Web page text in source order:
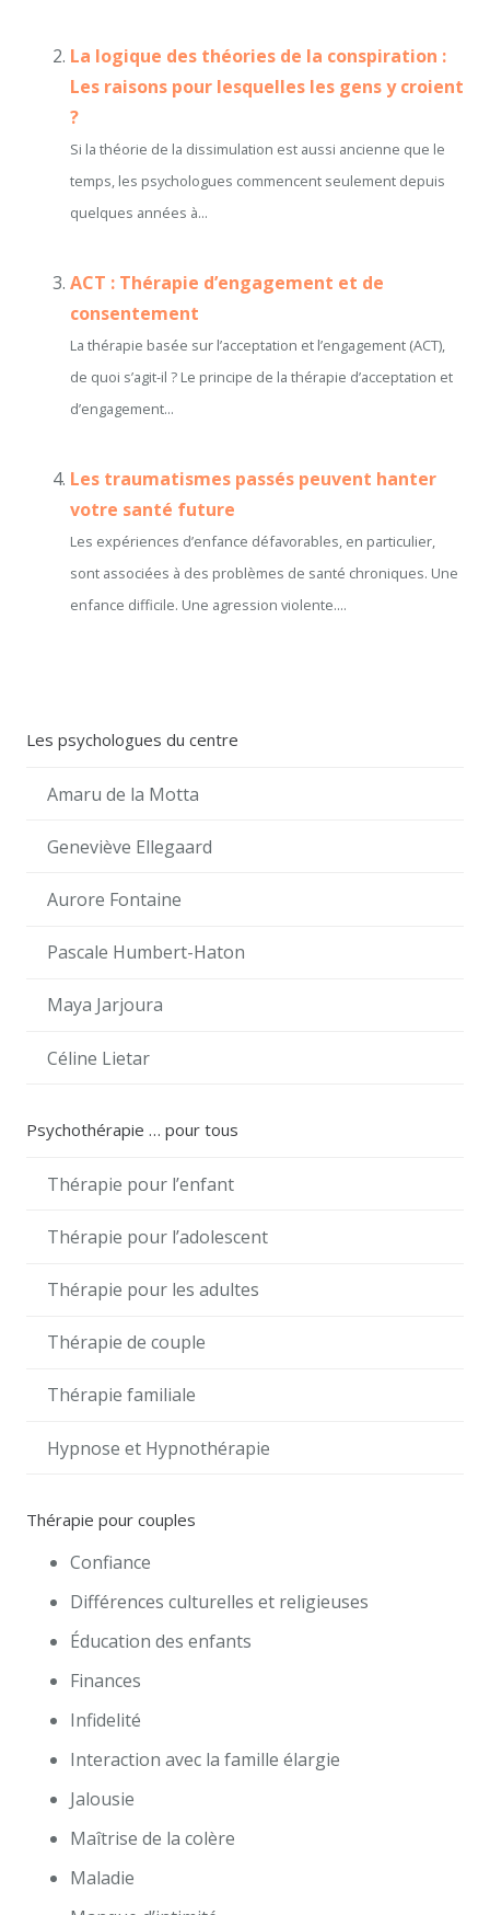
La logique des théories de la conspiration :
Les raisons pour lesquelles les gens y croient
?
Si la théorie de la dissimulation est aussi ancienne que le
temps, les psychologues commencent seulement depuis
quelques années à...
ACT : Thérapie d’engagement et de
consentement
La thérapie basée sur l’acceptation et l’engagement (ACT),
de quoi s’agit-il ? Le principe de la thérapie d’acceptation et
d’engagement...
Les traumatismes passés peuvent hanter
votre santé future
Les expériences d’enfance défavorables, en particulier,
sont associées à des problèmes de santé chroniques. Une
enfance difficile. Une agression violente....
Les psychologues du centre
Amaru de la Motta
Geneviève Ellegaard
Aurore Fontaine
Pascale Humbert-Haton
Maya Jarjoura
Céline Lietar
Psychothérapie … pour tous
Thérapie pour l’enfant
Thérapie pour l’adolescent
Thérapie pour les adultes
Thérapie de couple
Thérapie familiale
Hypnose et Hypnothérapie
Thérapie pour couples
Confiance
Différences culturelles et religieuses
Éducation des enfants
Finances
Infidelité
Interaction avec la famille élargie
Jalousie
Maîtrise de la colère
Maladie